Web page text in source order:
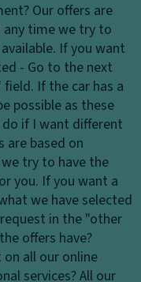
Our offers are
any time we try to
If you want
- Go to the next
If the car has a
possible as these
if I want different
are based on
try to have the
you. If you want a
we have selected
in the "other
offers have?
all our online
services?All our